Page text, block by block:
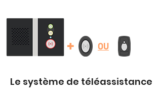
+ OU
Le système de téléassistance